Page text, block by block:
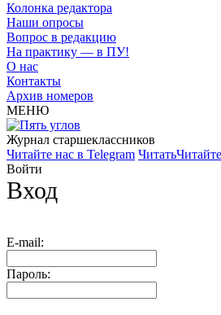
Колонка редактора
Наши опросы
Вопрос в редакцию
На практику — в ПУ!
О нас
Контакты
Архив номеров
МЕНЮ
Журнал старшекласcников
Читайте нас в Telegram Читать
Войти
Вход
E-mail:
Пароль: